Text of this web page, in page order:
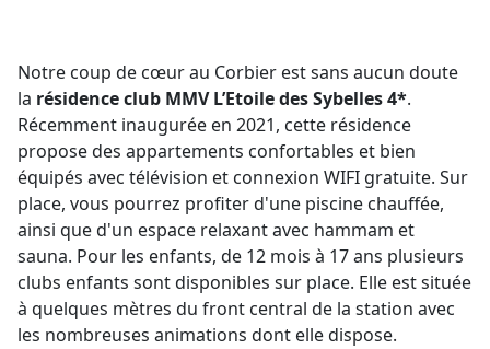
Notre coup de cœur au Corbier est sans aucun doute
la résidence club MMV L’Etoile des Sybelles 4*.
Récemment inaugurée en 2021, cette résidence
propose des appartements confortables et bien
équipés avec télévision et connexion WIFI gratuite. Sur
place, vous pourrez profiter d'une piscine chauffée,
ainsi que d'un espace relaxant avec hammam et
sauna. Pour les enfants, de 12 mois à 17 ans plusieurs
clubs enfants sont disponibles sur place. Elle est située
à quelques mètres du front central de la station avec
les nombreuses animations dont elle dispose.